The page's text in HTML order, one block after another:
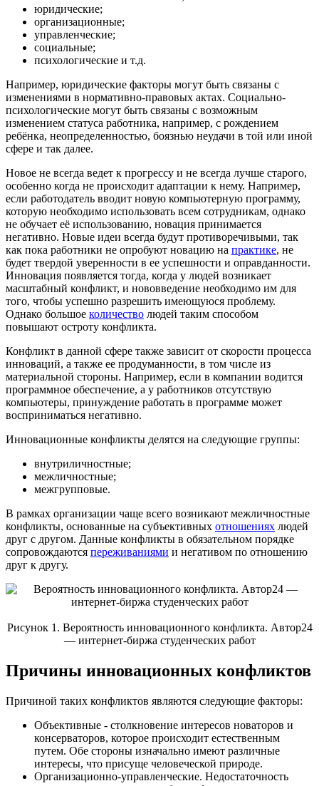
юридические;
организационные;
управленческие;
социальные;
психологические и т.д.
Например, юридические факторы могут быть связаны с
изменениями в нормативно-правовых актах. Социально-
психологические могут быть связаны с возможным
изменением статуса работника, например, с рождением
ребёнка, неопределенностью, боязнью неудачи в той или иной
сфере и так далее.
Новое не всегда ведет к прогрессу и не всегда лучше старого,
особенно когда не происходит адаптации к нему. Например,
если работодатель вводит новую компьютерную программу,
которую необходимо использовать всем сотрудникам, однако
не обучает её использованию, новация принимается
негативно. Новые идеи всегда будут противоречивыми, так
как пока работники не опробуют новацию на практике, не
будет твердой уверенности в ее успешности и оправданности.
Инновация появляется тогда, когда у людей возникает
масштабный конфликт, и нововведение необходимо им для
того, чтобы успешно разрешить имеющуюся проблему.
Однако большое количество людей таким способом
повышают остроту конфликта.
Конфликт в данной сфере также зависит от скорости процесса
инноваций, а также ее продуманности, в том числе из
материальной стороны. Например, если в компании водится
программное обеспечение, а у работников отсутствую
компьютеры, принуждение работать в программе может
восприниматься негативно.
Инновационные конфликты делятся на следующие группы:
внутриличностные;
межличностные;
межгрупповые.
В рамках организации чаще всего возникают межличностные
конфликты, основанные на субъективных отношениях людей
друг с другом. Данные конфликты в обязательном порядке
сопровождаются переживаниями и негативом по отношению
друг к другу.
Рисунок 1. Вероятность инновационного конфликта. Автор24
— интернет-биржа студенческих работ
Причины инновационных конфликтов
Причиной таких конфликтов являются следующие факторы:
Объективные - столкновение интересов новаторов и
консерваторов, которое происходит естественным
путем. Обе стороны изначально имеют различные
интересы, что присуще человеческой природе.
Организационно-управленческие. Недостаточность